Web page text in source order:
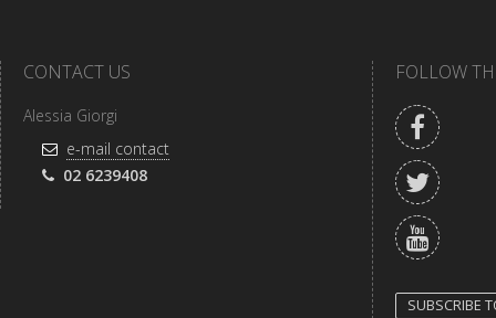
CONTACT US
Alessia Giorgi
e-
mail
e-mail contact
Telefono:
02 6239408
FOLLOW
SUBSCRIBE